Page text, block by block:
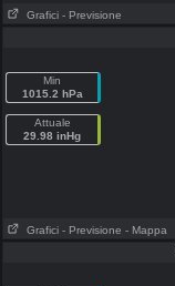
Grafici - Previsione
Min
1015.2 hPa
Attuale
29.98 inHg
Grafici - Previsione - Mappa